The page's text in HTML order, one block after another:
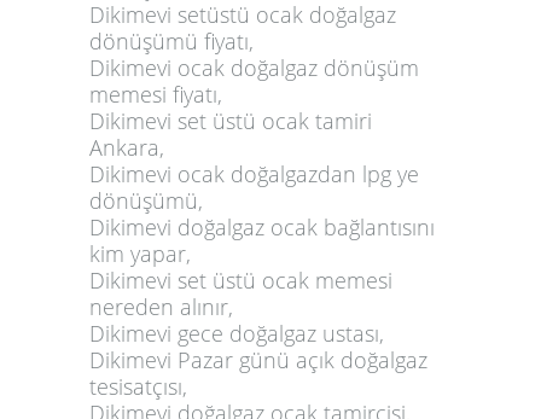
Dikimevi setüstü ocak doğalgaz
dönüşümü fiyatı,
Dikimevi ocak doğalgaz dönüşüm
memesi fiyatı,
Dikimevi set üstü ocak tamiri
Ankara,
Dikimevi ocak doğalgazdan lpg ye
dönüşümü,
Dikimevi doğalgaz ocak bağlantısını
kim yapar,
Dikimevi set üstü ocak memesi
nereden alınır,
Dikimevi gece doğalgaz ustası,
Dikimevi Pazar günü açık doğalgaz
tesisatçısı,
Dikimevi doğalgaz ocak tamircisi,